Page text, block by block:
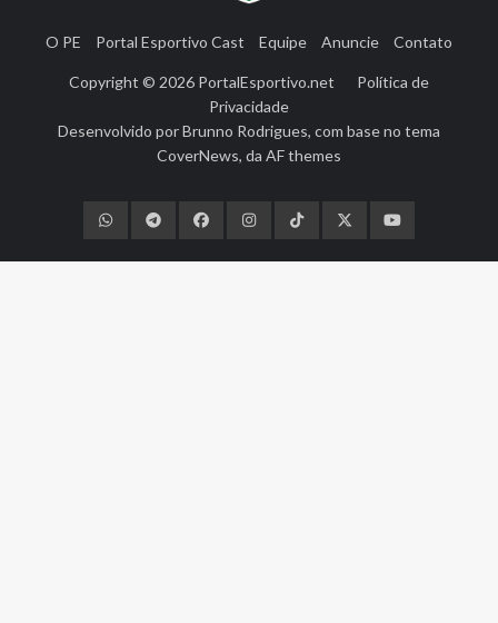
O PE Portal Esportivo Cast Equipe Anuncie Contato
Copyright © 2026 PortalEsportivo.net
Política de
Privacidade
Desenvolvido porBrunno Rodrigues, com base no tema
CoverNews, da AF themes